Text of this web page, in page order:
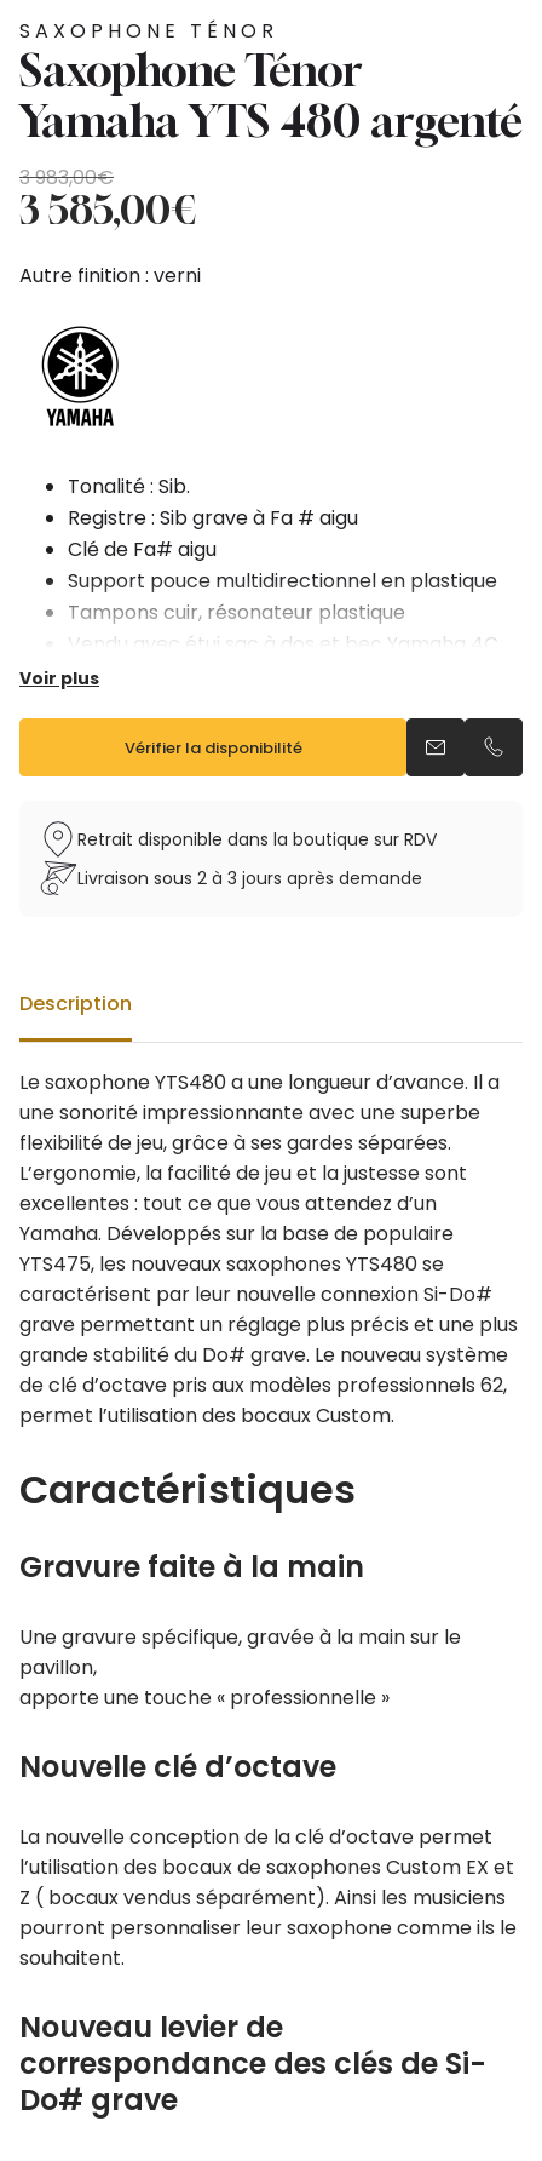
SAXOPHONE TÉNOR
Saxophone Ténor
Yamaha YTS 480 argenté
3 983,00€
Le
prix
initial
était :
983,00€.
3 585,00€
Le
prix
actuel
est :
585,00€.
Autre finition : verni
Tonalité : Sib.
Registre : Sib grave à Fa # aigu
Clé de Fa# aigu
Support pouce multidirectionnel en plastique
Tampons cuir, résonateur plastique
Vendu avec étui sac à dos et bec Yamaha 4C
Voir plus
Vérifier la disponibilité Envoyer un
Retrait disponible dans la boutique sur RDV
Livraison sous 2 à 3 jours après demande
Description
Le saxophone YTS480 a une longueur d’avance. Il a
une sonorité impressionnante avec une superbe
flexibilité de jeu, grâce à ses gardes séparées.
L’ergonomie, la facilité de jeu et la justesse sont
excellentes : tout ce que vous attendez d’un
Yamaha. Développés sur la base de populaire
YTS475, les nouveaux saxophones YTS480 se
caractérisent par leur nouvelle connexion Si-Do#
grave permettant un réglage plus précis et une plus
grande stabilité du Do# grave. Le nouveau système
de clé d’octave pris aux modèles professionnels 62,
permet l’utilisation des bocaux Custom.
Caractéristiques
Gravure faite à la main
Une gravure spécifique, gravée à la main sur le
pavillon,
apporte une touche « professionnelle »
Nouvelle clé d’octave
La nouvelle conception de la clé d’octave permet
l’utilisation des bocaux de saxophones Custom EX et
Z ( bocaux vendus séparément). Ainsi les musiciens
pourront personnaliser leur saxophone comme ils le
souhaitent.
Nouveau levier de
correspondance des clés de Si-
Do# grave